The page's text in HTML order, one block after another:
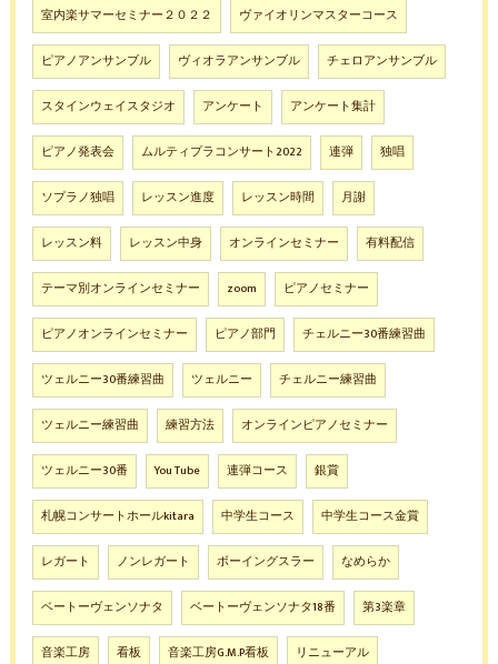
室内楽サマーセミナー２０２２ ヴァイオリンマスターコース
ピアノアンサンブル ヴィオラアンサンブル チェロアンサンブル
スタインウェイスタジオ アンケート アンケート集計
ピアノ発表会 ムルティプラコンサート2022 連弾 独唱
ソプラノ独唱 レッスン進度 レッスン時間 月謝
レッスン料 レッスン中身 オンラインセミナー 有料配信
テーマ別オンラインセミナー zoom ピアノセミナー
ピアノオンラインセミナー ピアノ部門 チェルニー30番練習曲
ツェルニー30番練習曲 ツェルニー チェルニー練習曲
ツェルニー練習曲 練習方法 オンラインピアノセミナー
ツェルニー30番 You Tube 連弾コース 銀賞
札幌コンサートホールkitara 中学生コース 中学生コース金賞
レガート ノンレガート ボーイングスラー なめらか
ベートーヴェンソナタ ベートーヴェンソナタ18番 第3楽章
音楽工房 看板 音楽工房G.M.P看板 リニューアル